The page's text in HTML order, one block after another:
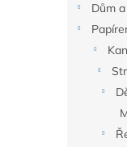
Dům